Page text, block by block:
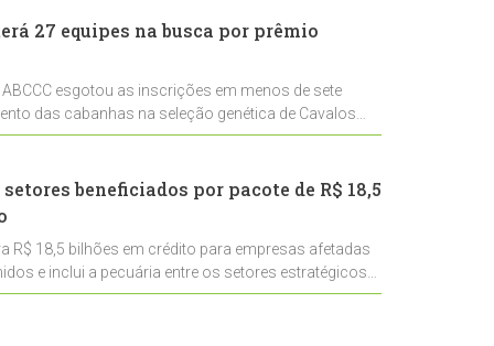
27 equipes na busca por prêmio
esgotou as inscrições em menos de sete
das cabanhas na seleção genética de Cavalos
beneficiados por pacote de R$ 18,5
R$ 18,5 bilhões em crédito para empresas afetadas
e inclui a pecuária entre os setores estratégicos